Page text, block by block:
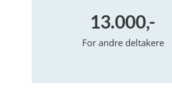
13.000,-
For andre deltakere